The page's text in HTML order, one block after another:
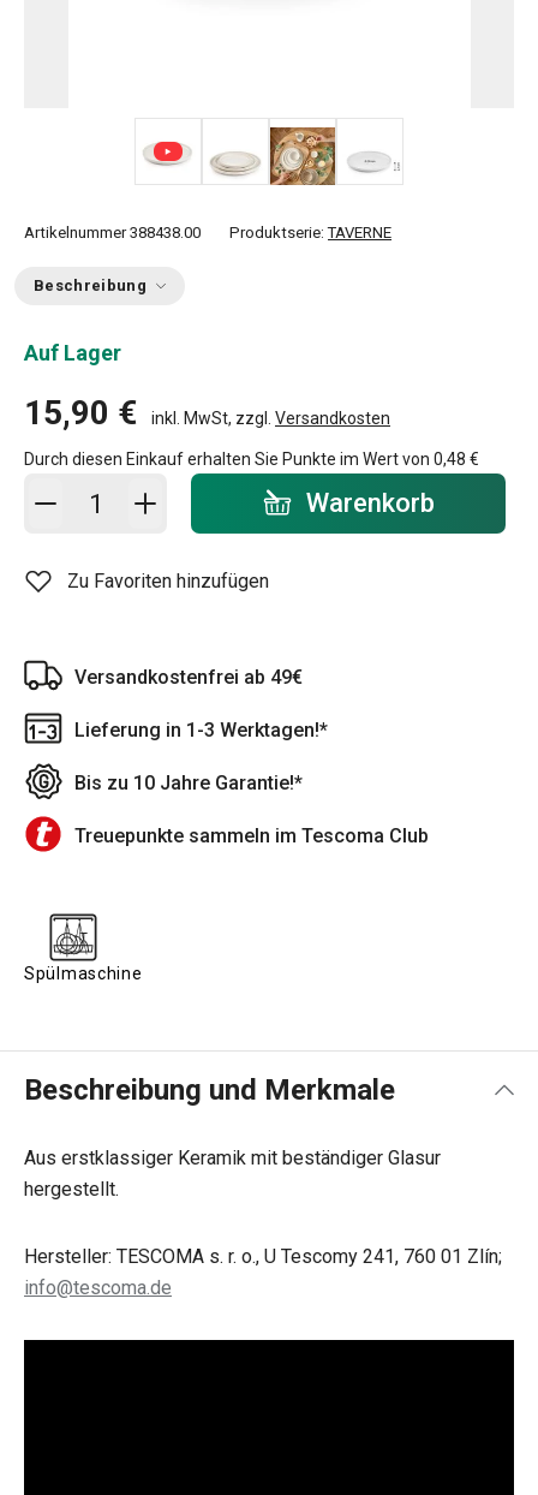
Artikelnummer 388438.00 Produktserie:TAVERNE
Beschreibung
Auf Lager
15,90 € inkl. MwSt, zzgl. Versandkosten
Durch diesen Einkauf erhalten Sie Punkte im Wert von 0,48 €
In den Warenkorb - Menge Warenkorb
Zu Favoriten hinzufügen
Versandkostenfrei ab 49€
Lieferung in 1-3 Werktagen!*
Bis zu 10 Jahre Garantie!*
Treuepunkte sammeln im Tescoma Club
Spülmaschine
Beschreibung und Merkmale
Aus erstklassiger Keramik mit beständiger Glasur
hergestellt.
Hersteller: TESCOMA s. r. o., U Tescomy 241, 760 01 Zlín;
info@tescoma.de